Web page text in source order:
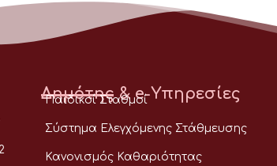
Δημότης & e-Υπηρεσίες
Παιδικοί Σταθμοί
Σύστημα Ελεγχόμενης Στάθμευσης
Κανονισμός Καθαριότητας